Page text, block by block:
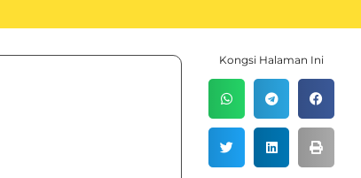
Kongsi Halaman Ini